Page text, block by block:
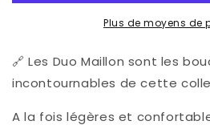
Pink
Plus de moyens de
🔗 Les Duo Maillon sont les
incontournables de cette
A la fois légères et